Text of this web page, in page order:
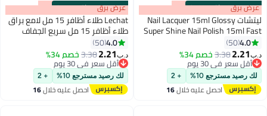
00m:00s
·باقي 100% عرض برق
ليتشات Nail Lacquer 15ml Glossy
Super Shine Nail Polish 15ml Fast
Dry Long Lasting Nail Enamel
Nobility Nail Paint No Need UV LED
Lamp No curing Nail Color
4.0
50
د.ب‏2.21
3.38خصم 34%
أقل سعر في 30 يوم
أقل سعر في 30 يوم
لك رصيد مسترجع 10% + 2
احصل عليه خلال16
00m:00s
·باقي 100% عرض برق
Lechat طلاء أظافر 15 مل لامع براق
طلاء أظافر 15 مل سريع الجفاف
طويل الأمد طلاء أظافر النبلاء لا
حاجة لمصباح UV LED لا يحتاج إلى
تجفيف لون أظافر
4.0
50
د.ب‏2.21
3.38خصم 34%
أقل سعر في 30 يوم
أقل سعر في 30 يوم
لك رصيد مسترجع 10% + 2
احصل عليه خلال16